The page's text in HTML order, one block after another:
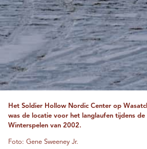
Het Soldier Hollow Nordic Center op
was de locatie voor het langlaufen tijdens de
Winterspelen van 2002.
Foto: Gene Sweeney Jr.